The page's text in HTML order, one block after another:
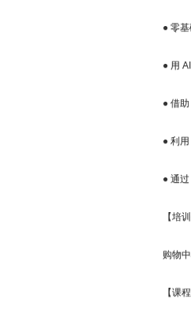
● 零基础
● 用 AI
● 借助 AI
● 利用 AI
● 通过
【培训
购物中
【课程